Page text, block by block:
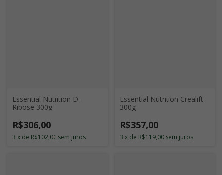
Essential Nutrition D-
Ribose 300g
R$306,00
3 x de R$102,00 sem juros
Essential Nutrition Crealift
300g
R$357,00
3 x de R$119,00 sem juros